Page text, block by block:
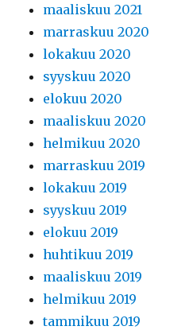
maaliskuu 2021
marraskuu 2020
lokakuu 2020
syyskuu 2020
elokuu 2020
maaliskuu 2020
helmikuu 2020
marraskuu 2019
lokakuu 2019
syyskuu 2019
elokuu 2019
huhtikuu 2019
maaliskuu 2019
helmikuu 2019
tammikuu 2019